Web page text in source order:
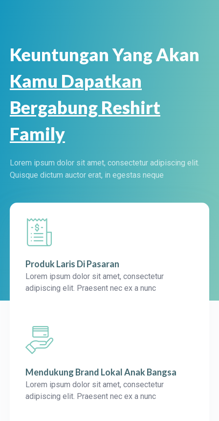
Keuntungan Yang Akan
Kamu Dapatkan
Bergabung Reshirt
Family
Lorem ipsum dolor sit amet, consectetur adipiscing elit.
Quisque dictum auctor erat, in egestas neque
Produk Laris Di Pasaran
Lorem ipsum dolor sit amet, consectetur
adipiscing elit. Praesent nec ex a nunc
Mendukung Brand Lokal Anak Bangsa
Lorem ipsum dolor sit amet, consectetur
adipiscing elit. Praesent nec ex a nunc